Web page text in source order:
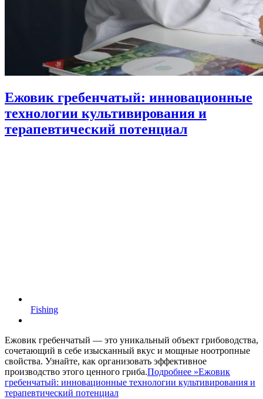
Ежовик гребенчатый: инновационные
технологии культивирования и
терапевтический потенциал
Fishing
Ежовик гребенчатый — это уникальный объект грибоводства,
сочетающий в себе изысканный вкус и мощные ноотропные
свойства. Узнайте, как организовать эффективное
производство этого ценного гриба.Подробнее »Ежовик
гребенчатый: инновационные технологии культивирования и
терапевтический потенциал